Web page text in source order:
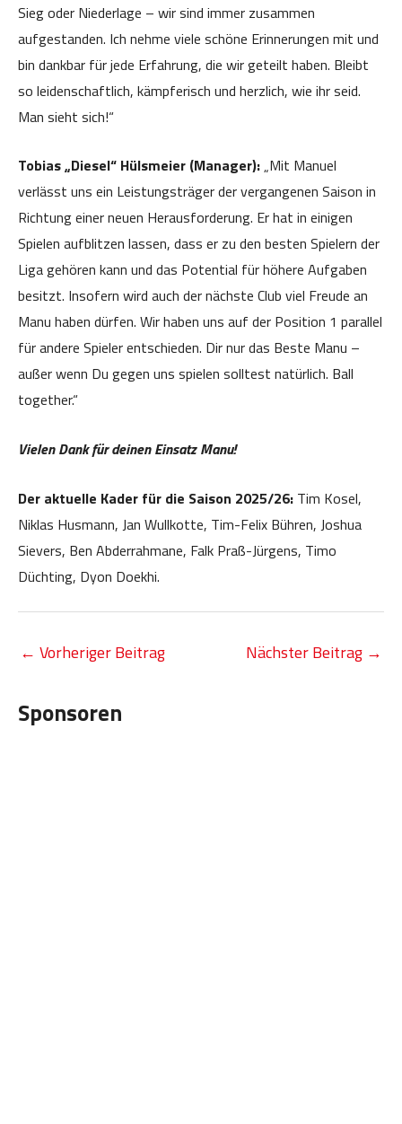
Sieg oder Niederlage – wir sind immer zusammen
aufgestanden. Ich nehme viele schöne Erinnerungen mit und
bin dankbar für jede Erfahrung, die wir geteilt haben. Bleibt
so leidenschaftlich, kämpferisch und herzlich, wie ihr seid.
Man sieht sich!“
Tobias „Diesel“ Hülsmeier (Manager):„Mit Manuel
verlässt uns ein Leistungsträger der vergangenen Saison in
Richtung einer neuen Herausforderung. Er hat in einigen
Spielen aufblitzen lassen, dass er zu den besten Spielern der
Liga gehören kann und das Potential für höhere Aufgaben
besitzt. Insofern wird auch der nächste Club viel Freude an
Manu haben dürfen. Wir haben uns auf der Position 1 parallel
für andere Spieler entschieden. Dir nur das Beste Manu –
außer wenn Du gegen uns spielen solltest natürlich. Ball
together.“
Vielen Dank für deinen Einsatz Manu!
Der aktuelle Kader für die Saison 2025/26: Tim Kosel,
Niklas Husmann, Jan Wullkotte, Tim-Felix Bühren, Joshua
Sievers, Ben Abderrahmane, Falk Praß-Jürgens, Timo
Düchting, Dyon Doekhi.
← Vorheriger Beitrag Nächster Beitrag →
Sponsoren